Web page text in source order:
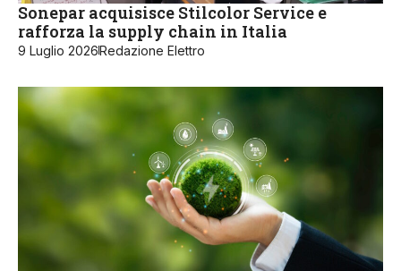
Sonepar acquisisce Stilcolor Service e
rafforza la supply chain in Italia
9 Luglio 2026Redazione Elettro